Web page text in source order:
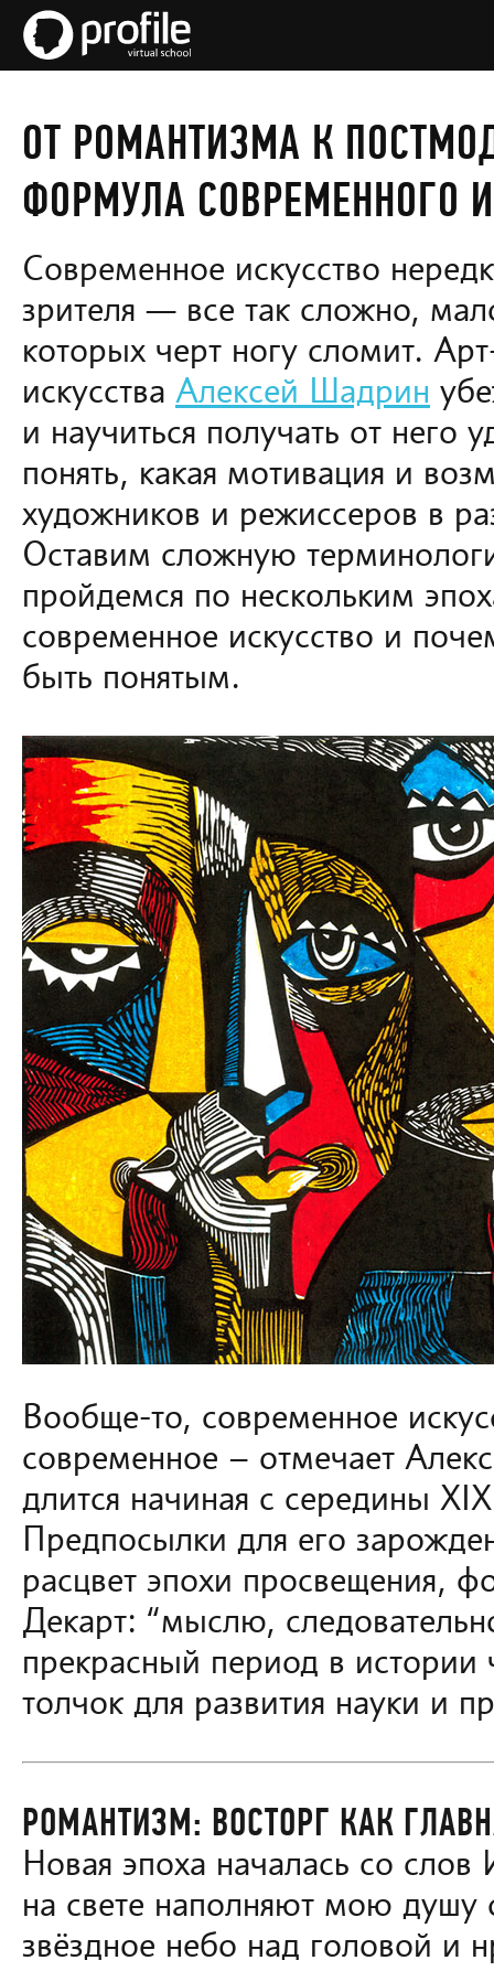
ОТ РОМАНТИЗМА К
ФОРМУЛА СОВРЕМЕННОГО
Современное искусство
зрителя — все так сложно,
которых черт ногу сломит.
искусства Алексей Шадрин
и научиться получать от него
понять, какая мотивация и
художников и режиссеров в
Оставим сложную
пройдемся по нескольким
современное искусство и
быть понятым.
Вообще-то, современное
современное – отмечает
длится начиная с середины
Предпосылки для его
расцвет эпохи просвещения,
Декарт: “мыслю,
прекрасный период в
толчок для развития науки и
РОМАНТИЗМ: ВОСТОРГ КАК
Новая эпоха началась со
на свете наполняют мою душу
звёздное небо над головой и